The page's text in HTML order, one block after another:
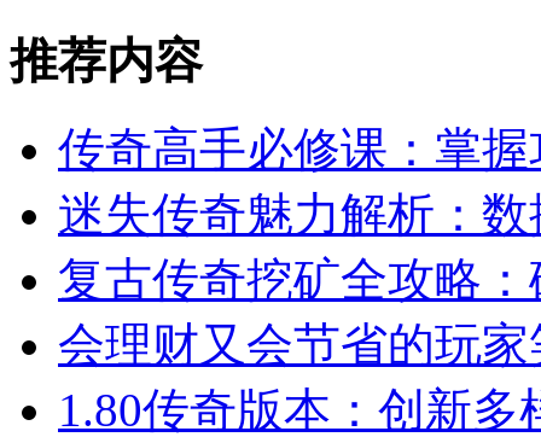
推荐内容
传奇高手必修课：掌
迷失传奇魅力解析：
复古传奇挖矿全攻略
会理财又会节省的玩
1.80传奇版本：创新多